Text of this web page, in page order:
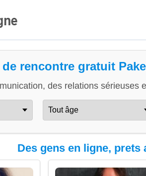
rencontre gratuit
des relations sérieuses
Des gens en ligne, prets